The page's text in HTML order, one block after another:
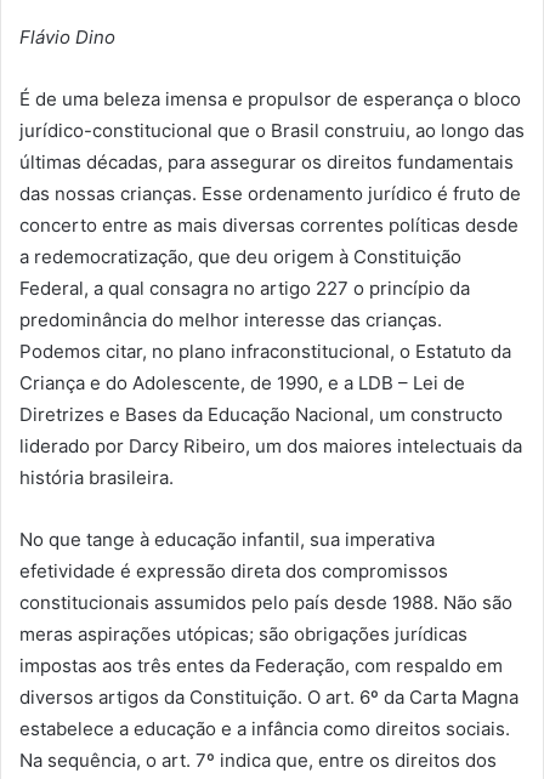
Flávio Dino
É de uma beleza imensa e propulsor de esperança o bloco
jurídico-constitucional que o Brasil construiu, ao longo das
últimas décadas, para assegurar os direitos fundamentais
das nossas crianças. Esse ordenamento jurídico é fruto de
concerto entre as mais diversas correntes políticas desde
a redemocratização, que deu origem à Constituição
Federal, a qual consagra no artigo 227 o princípio da
predominância do melhor interesse das crianças.
Podemos citar, no plano infraconstitucional, o Estatuto da
Criança e do Adolescente, de 1990, e a LDB – Lei de
Diretrizes e Bases da Educação Nacional, um constructo
liderado por Darcy Ribeiro, um dos maiores intelectuais da
história brasileira.
No que tange à educação infantil, sua imperativa
efetividade é expressão direta dos compromissos
constitucionais assumidos pelo país desde 1988. Não são
meras aspirações utópicas; são obrigações jurídicas
impostas aos três entes da Federação, com respaldo em
diversos artigos da Constituição. O art. 6º da Carta Magna
estabelece a educação e a infância como direitos sociais.
Na sequência, o art. 7º indica que, entre os direitos dos